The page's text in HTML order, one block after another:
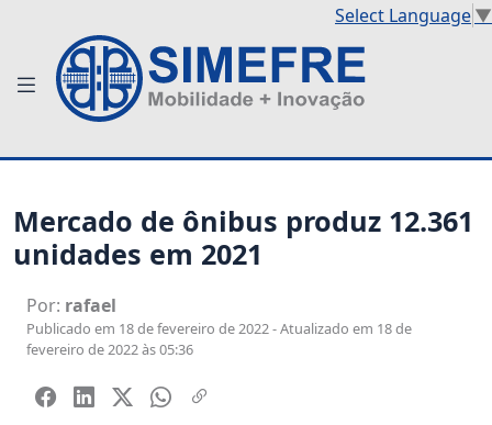
Select Language▼
Mercado de ônibus produz 12.361
unidades em 2021
Por: rafael
Publicado em 18 de fevereiro de 2022 - Atualizado em 18 de
fevereiro de 2022 às 05:36